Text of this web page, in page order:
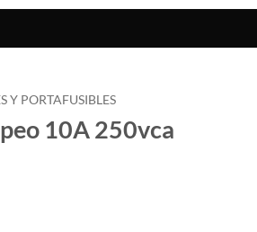
Y PORTAFUSIBLES
10A 250vca